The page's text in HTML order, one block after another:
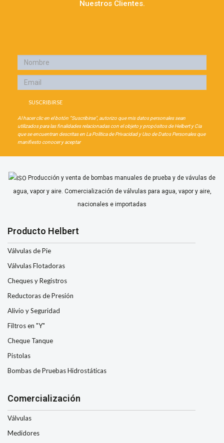
Nuestros Clientes.
Al hacer clic en el botón “Suscribirse", autorizo que mis datos personales sean
utilizados para las finalidades relacionadas con el objeto y propósitos de Helbert y Cia
que se encuentran descritas en La Política de Privacidad y Uso de Datos Personales que
manifiesto conocer y aceptar
Producción y venta de bombas manuales de prueba y de vávulas de
agua, vapor y aire. Comercialización de válvulas para agua, vapor y aire,
nacionales e importadas
Producto Helbert
Válvulas de Pie
Válvulas Flotadoras
Cheques y Registros
Reductoras de Presión
Alivio y Seguridad
Filtros en "Y"
Cheque Tanque
Pistolas
Bombas de Pruebas Hidrostáticas
Comercialización
Válvulas
Medidores